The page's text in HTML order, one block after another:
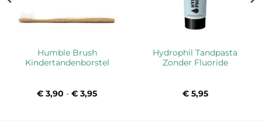
Humble Brush
Kindertandenborstel
€ 3,90 - € 3,95
Hydrophil Tandpasta
Zonder Fluoride
€5,95